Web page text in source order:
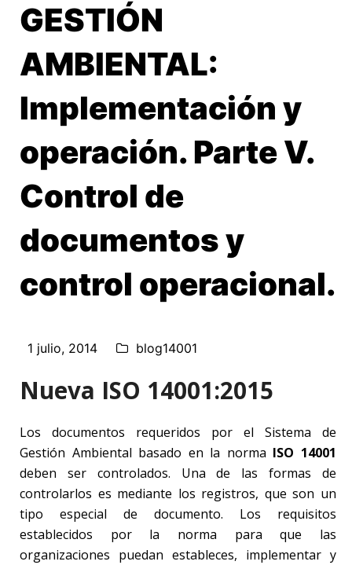
GESTIÓN
AMBIENTAL:
Implementación y
operación. Parte V.
Control de
documentos y
control operacional.
1 julio, 2014 blog14001
Nueva ISO 14001:2015
Los documentos requeridos por el Sistema de
Gestión Ambiental basado en la norma ISO 14001
deben ser controlados. Una de las formas de
controlarlos es mediante los registros, que son un
tipo especial de documento. Los requisitos
establecidos por la norma para que las
organizaciones puedan estableces, implementar y